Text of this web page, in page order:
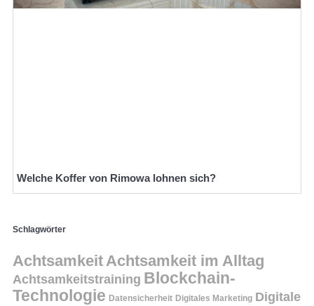
Welche Koffer von Rimowa lohnen sich?
Schlagwörter
AchtsamkeitAchtsamkeit im Alltag
Achtsamkeitstraining Blockchain-
Technologie Datensicherheit Digitales Marketing Digitale